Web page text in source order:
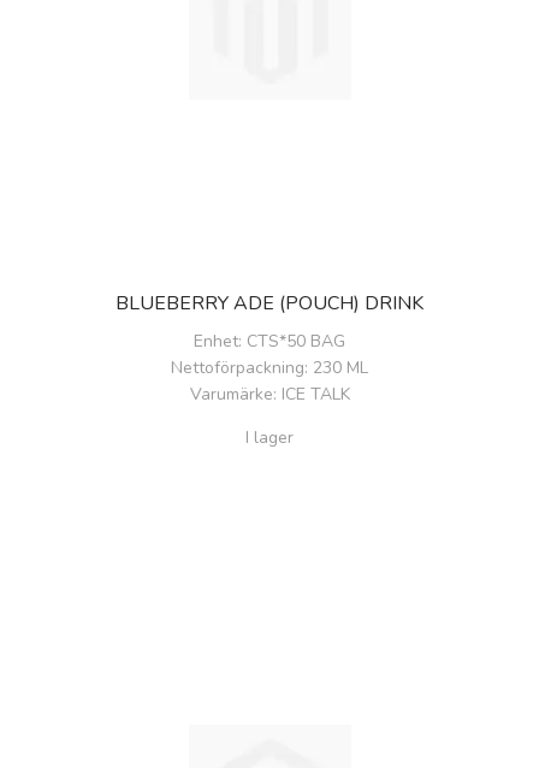
BLUEBERRY ADE (POUCH) DRINK
Enhet: CTS*50 BAG
Nettoförpackning: 230 ML
Varumärke: ICE TALK
I lager